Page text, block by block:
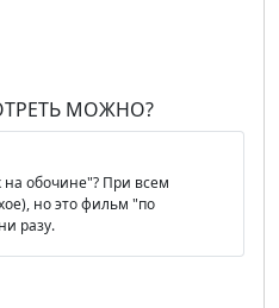
МОЖНО?
на обочине"? При всем
но это фильм "по
разу.